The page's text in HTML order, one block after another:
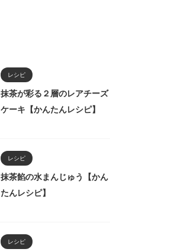
レシピ
抹茶が彩る２層のレアチーズ
ケーキ【かんたんレシピ】
レシピ
抹茶餡の水まんじゅう【かん
たんレシピ】
レシピ